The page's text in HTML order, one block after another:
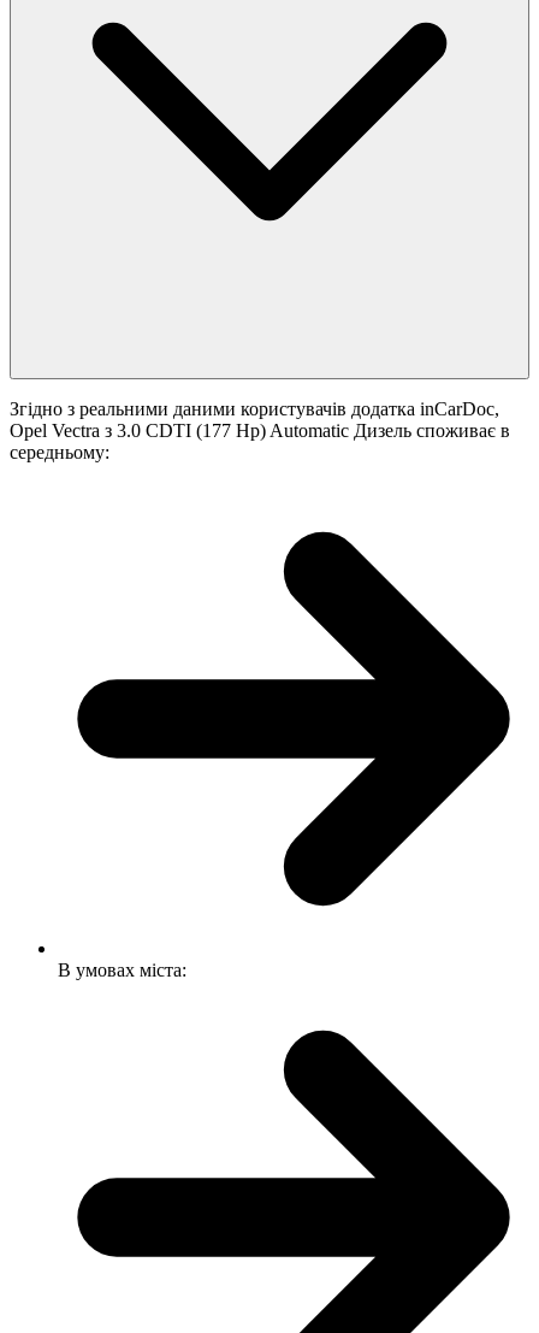
Згідно з реальними даними користувачів додатка inCarDoc,
Opel Vectra з 3.0 CDTI (177 Hp) Automatic Дизель споживає в
середньому:
В умовах міста: